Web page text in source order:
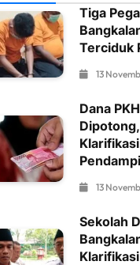
Tiga
Terciduk
13
Dana
13
Sekolah